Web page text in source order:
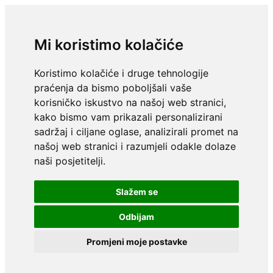
Mi koristimo kolačiće
Koristimo kolačiće i druge tehnologije
praćenja da bismo poboljšali vaše
korisničko iskustvo na našoj web stranici,
kako bismo vam prikazali personalizirani
sadržaj i ciljane oglase, analizirali promet na
našoj web stranici i razumjeli odakle dolaze
naši posjetitelji.
Slažem se
Odbijam
Promjeni moje postavke